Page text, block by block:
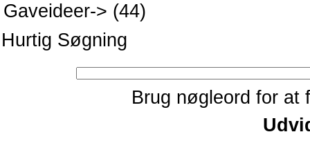
Gaveideer-> (44)
Hurtig Søgning
Brug nøgleord for at